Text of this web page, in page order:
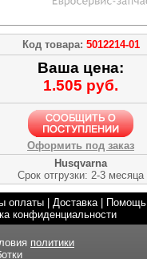
Код товара: 5012214-01
Ваша цена:
1.505 руб.
Оформить под заказ
Husqvarna
Срок отгрузки: 2-3 месяца
оплаты Доставка| Помощь
конфиденциальности
политики